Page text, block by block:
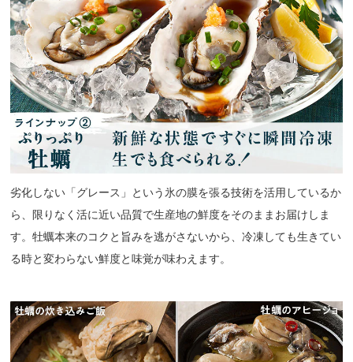
劣化しない「グレース」という氷の膜を張る技術を活用しているか
ら、限りなく活に近い品質で生産地の鮮度をそのままお届けしま
す。牡蠣本来のコクと旨みを逃がさないから、冷凍しても生きてい
る時と変わらない鮮度と味覚が味わえます。